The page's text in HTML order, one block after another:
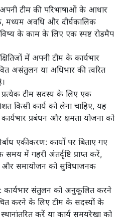
टीम की परिभाषाओं के आधार
मध्यम अवधि और दीर्घकालिक
के काम के लिए एक स्पष्ट रोडमैप
में अपनी टीम के कार्यभार
असंतुलन या अधिभार की त्वरित
प्रत्येक टीम सदस्य के लिए एक
किसी कार्य को लेना चाहिए, यह
प्रबंधन और क्षमता योजना को
एकीकरण: कार्यों पर बिताए गए
समय में गहरी अंतर्दृष्टि प्राप्त करें,
और समायोजन को सुविधाजनक
कार्यभार संतुलन को अनुकूलित करने
करने के लिए टीम के सदस्यों के
करें या कार्य समयरेखा को